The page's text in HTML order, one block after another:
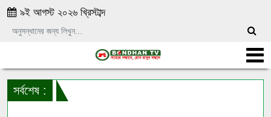
৯ই আগস্ট ২০২৬ খ্রিস্টাব্দ
সর্বশেষ :